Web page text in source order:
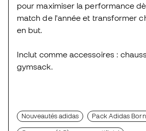
pour maximiser la performance
match de l'année et transformer
en but.
Inclut comme accessoires :
gymsack.
Nouveautés adidas Pack Adidas